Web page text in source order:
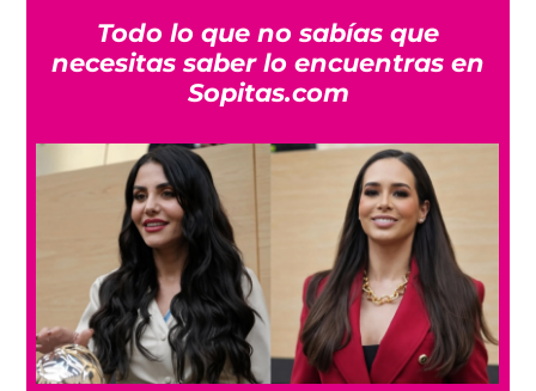
Todo lo que no sabías que
necesitas saber lo encuentras en
Sopitas.com